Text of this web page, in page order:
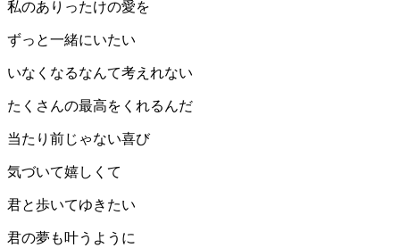
私のありったけの愛を
ずっと一緒にいたい
いなくなるなんて考えれない
たくさんの最高をくれるんだ
当たり前じゃない喜び
気づいて嬉しくて
君と歩いてゆきたい
君の夢も叶うように